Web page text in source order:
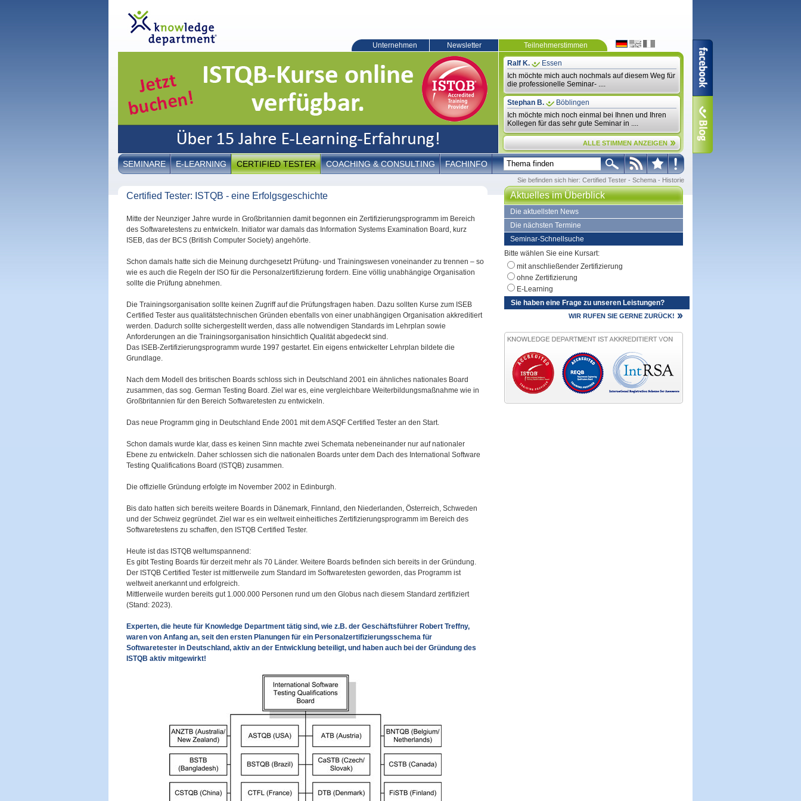
Unternehmen Newsletter Teilnehmerstimmen
Ralf K.
Essen
Ich möchte mich auch nochmals auf diesem Weg für
die professionelle Seminar- ....
Stephan B.
Böblingen
Ich möchte mich noch einmal bei Ihnen und Ihren
Kollegen für das sehr gute Seminar in ....
ALLE STIMMEN ANZEIGEN
SEMINARE E-LEARNING CERTIFIED TESTER COACHING & CONSULTING FACHINFO
Sie befinden sich hier: Certified Tester - Schema - Historie
Certified Tester: ISTQB - eine Erfolgsgeschichte
Mitte der Neunziger Jahre wurde in Großbritannien damit begonnen ein Zertifizierungsprogramm im Bereich
des Softwaretestens zu entwickeln. Initiator war damals das Information Systems Examination Board, kurz
ISEB, das der BCS (British Computer Society) angehörte.
Schon damals hatte sich die Meinung durchgesetzt Prüfung- und Trainingswesen voneinander zu trennen – so
wie es auch die Regeln der ISO für die Personalzertifizierung fordern. Eine völlig unabhängige Organisation
sollte die Prüfung abnehmen.
Die Trainingsorganisation sollte keinen Zugriff auf die Prüfungsfragen haben. Dazu sollten Kurse zum ISEB
Certified Tester aus qualitätstechnischen Gründen ebenfalls von einer unabhängigen Organisation akkreditiert
werden. Dadurch sollte sichergestellt werden, dass alle notwendigen Standards im Lehrplan sowie
Anforderungen an die Trainingsorganisation hinsichtlich Qualität abgedeckt sind.
Das ISEB-Zertifizierungsprogramm wurde 1997 gestartet. Ein eigens entwickelter Lehrplan bildete die
Grundlage.
Nach dem Modell des britischen Boards schloss sich in Deutschland 2001 ein ähnliches nationales Board
zusammen, das sog. German Testing Board. Ziel war es, eine vergleichbare Weiterbildungsmaßnahme wie in
Großbritannien für den Bereich Softwaretesten zu entwickeln.
Das neue Programm ging in Deutschland Ende 2001 mit dem ASQF Certified Tester an den Start.
Schon damals wurde klar, dass es keinen Sinn machte zwei Schemata nebeneinander nur auf nationaler
Ebene zu entwickeln. Daher schlossen sich die nationalen Boards unter dem Dach des International Software
Testing Qualifications Board (ISTQB) zusammen.
Die offizielle Gründung erfolgte im November 2002 in Edinburgh.
Bis dato hatten sich bereits weitere Boards in Dänemark, Finnland, den Niederlanden, Österreich, Schweden
und der Schweiz gegründet. Ziel war es ein weltweit einheitliches Zertifizierungsprogramm im Bereich des
Softwaretestens zu schaffen, den ISTQB Certified Tester.
Heute ist das ISTQB weltumspannend:
Es gibt Testing Boards für derzeit mehr als 70 Länder. Weitere Boards befinden sich bereits in der Gründung.
Der ISTQB Certified Tester ist mittlerweile zum Standard im Softwaretesten geworden, das Programm ist
weltweit anerkannt und erfolgreich.
Mittlerweile wurden bereits gut 1.000.000 Personen rund um den Globus nach diesem Standard zertifiziert
(Stand: 2023).
Experten, die heute für Knowledge Department tätig sind, wie z.B. der Geschäftsführer Robert Treffny,
waren von Anfang an, seit den ersten Planungen für ein Personalzertifizierungsschema für
Softwaretester in Deutschland, aktiv an der Entwicklung beteiligt, und haben auch bei der Gründung des
ISTQB aktiv mitgewirkt!
Aktuelles im Überblick
Die aktuellsten News
Die nächsten Termine
Seminar-Schnellsuche
Bitte wählen Sie eine Kursart:
mit anschließender Zertifizierung
ohne Zertifizierung
E-Learning
Sie haben eine Frage zu unseren Leistungen?
WIR RUFEN SIE GERNE ZURÜCK!